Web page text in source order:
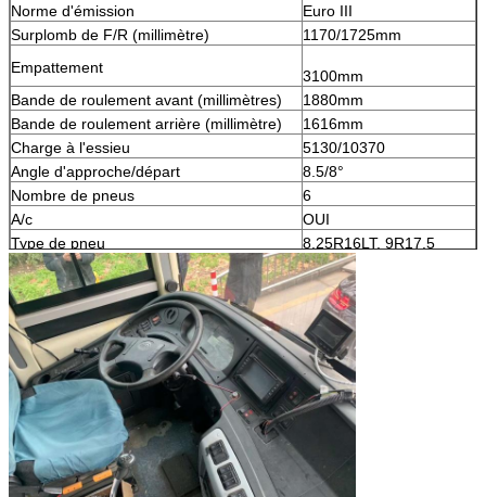
Norme d'émission
Euro III
Surplomb de F/R (millimètre)
1170/1725mm
Empattement
3100mm
Bande de roulement avant (millimètres)
1880mm
Bande de roulement arrière (millimètre)
1616mm
Charge à l'essieu
5130/10370
Angle d'approche/départ
8.5/8°
Nombre de pneus
6
A/c
OUI
Type de pneu
8.25R16LT, 9R17.5